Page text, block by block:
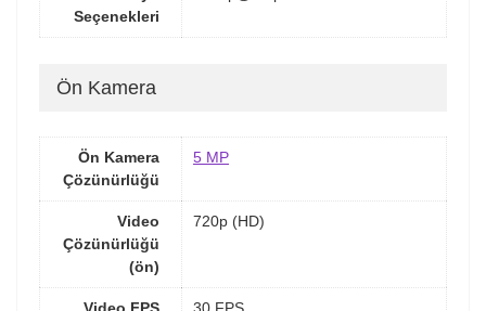
Seçenekleri
Ön Kamera
Ön Kamera
Çözünürlüğü
5 MP
Video
Çözünürlüğü
(ön)
720p (HD)